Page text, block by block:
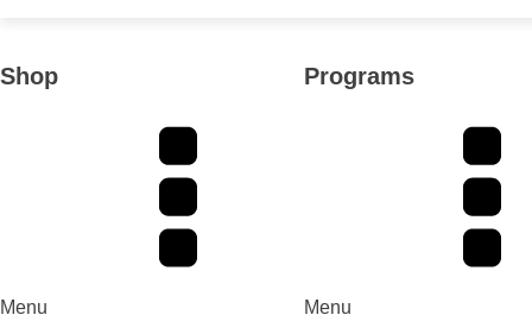
Shop
Menu
Programs
Menu